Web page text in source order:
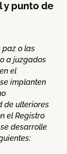
y punto de
paz o las
a juzgados
el
implanten
de ulteriores
el Registro
desarrolle